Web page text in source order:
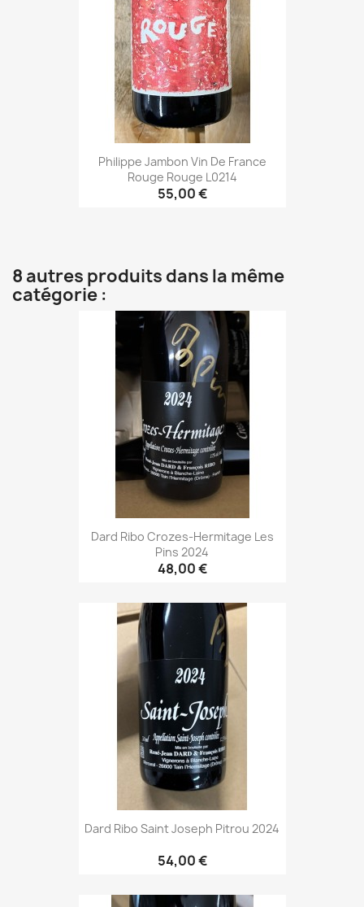
Philippe Jambon Vin De France
Rouge Rouge L0214
55,00 €
8 autres produits dans la même
catégorie :
Dard Ribo Crozes-Hermitage Les
Pins 2024
48,00 €
Dard Ribo Saint Joseph Pitrou 2024
54,00 €